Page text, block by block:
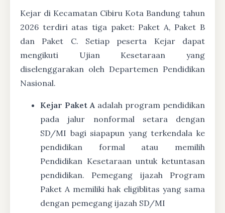
Kejar di Kecamatan Cibiru Kota Bandung tahun
2026 terdiri atas tiga paket: Paket A, Paket B
dan Paket C. Setiap peserta Kejar dapat
mengikuti Ujian Kesetaraan yang
diselenggarakan oleh Departemen Pendidikan
Nasional.
Kejar Paket A adalah program pendidikan
pada jalur nonformal setara dengan
SD/MI bagi siapapun yang terkendala ke
pendidikan formal atau memilih
Pendidikan Kesetaraan untuk ketuntasan
pendidikan. Pemegang ijazah Program
Paket A memiliki hak eligiblitas yang sama
dengan pemegang ijazah SD/MI